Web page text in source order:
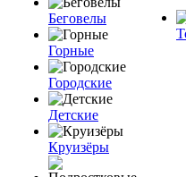
Беговелы
Горные
Городские
Детские
Круизёры